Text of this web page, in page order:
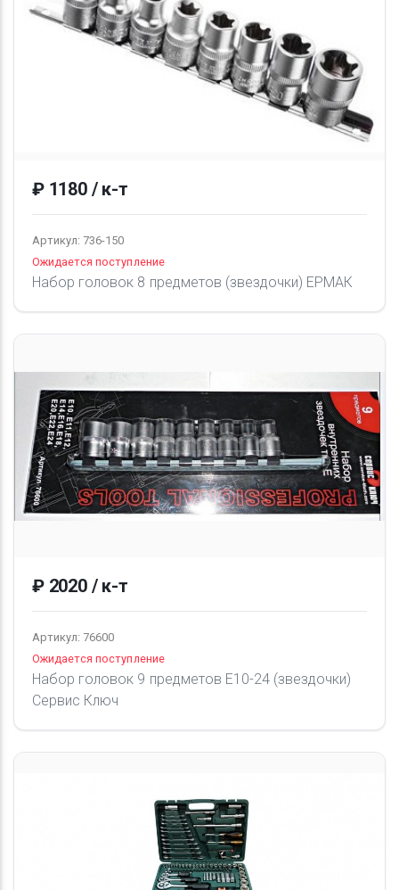
₽ 1180 / к-т
Артикул: 736-150
Ожидается поступление
Набор головок 8 предметов (звездочки) ЕРМАК
₽ 2020 / к-т
Артикул: 76600
Ожидается поступление
Набор головок 9 предметов Е10-24 (звездочки)
Сервис Ключ